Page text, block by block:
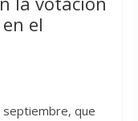
el
septiembre, que